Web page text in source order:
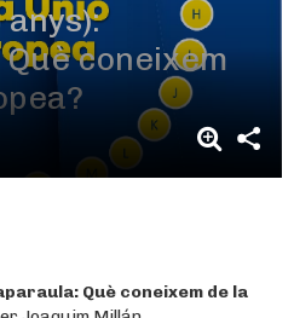
coneixem
Què coneixem de la